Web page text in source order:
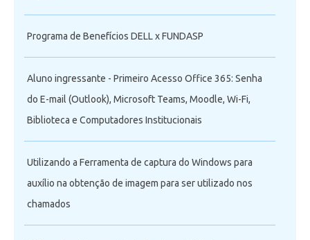
Programa de Benefícios DELL x FUNDASP
Aluno ingressante - Primeiro Acesso Office 365: Senha
do E-mail (Outlook), Microsoft Teams, Moodle, Wi-Fi,
Biblioteca e Computadores Institucionais
Utilizando a Ferramenta de captura do Windows para
auxílio na obtenção de imagem para ser utilizado nos
chamados